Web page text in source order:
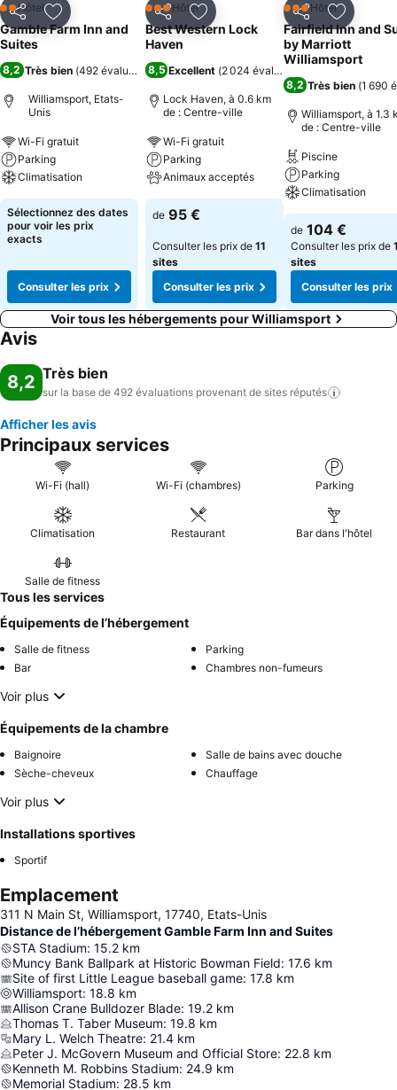
PartagerAjouter à mes favoris
2 Étoiles
Hôtel
Gamble Farm Inn and
Suites
8,2 Très bien (492 évaluations)
Williamsport, Etats-
Unis
Wi-Fi gratuit
Parking
Climatisation
Sélectionnez des dates
pour voir les prix
exacts
Consulter les prix
PartagerAjouter à mes favoris
3 ÉtoilesHôtel
Best Western Lock
Haven
8,5 Excellent (2 024 évaluations
Lock Haven, à 0.6 km
de : Centre-ville
Wi-Fi gratuit
Parking
Animaux acceptés
de 95 €
Consulter les prix de 11
sites
Consulter les prix
PartagerAjouter
3 ÉtoilesHôtel
Fairfield Inn and
by Marriott
Williamsport
8,2 Très bien (1 690
Williamsport, à 1.3
de : Centre-ville
Piscine
Parking
Climatisation
de 104 €
Consulter les prix de
sites
Consulter les prix
Voir tous les hébergements pour Williamsport
Avis
8,2 Très bien
sur la base de 492 évaluations provenant de sites réputés
Afficher les avis
Principaux services
Wi-Fi (hall) Wi-Fi (chambres) Parking
Climatisation Restaurant Bar dans l'hôtel
Salle de fitness
Tous les services
Équipements de l’hébergement
Salle de fitness
Parking
Bar
Chambres non-fumeurs
Voir plus
Équipements de la chambre
Baignoire
Salle de bains avec douche
Sèche-cheveux
Chauffage
Voir plus
Installations sportives
Sportif
Emplacement
311 N Main St, Williamsport, 17740, Etats-Unis
Distance de l’hébergement Gamble Farm Inn and Suites
STA Stadium: 15.2 km
Muncy Bank Ballpark at Historic Bowman Field: 17.6 km
Site of first Little League baseball game: 17.8 km
Williamsport: 18.8 km
Allison Crane Bulldozer Blade: 19.2 km
Thomas T. Taber Museum: 19.8 km
Mary L. Welch Theatre: 21.4 km
Peter J. McGovern Museum and Official Store: 22.8 km
Kenneth M. Robbins Stadium: 24.9 km
Memorial Stadium: 28.5 km